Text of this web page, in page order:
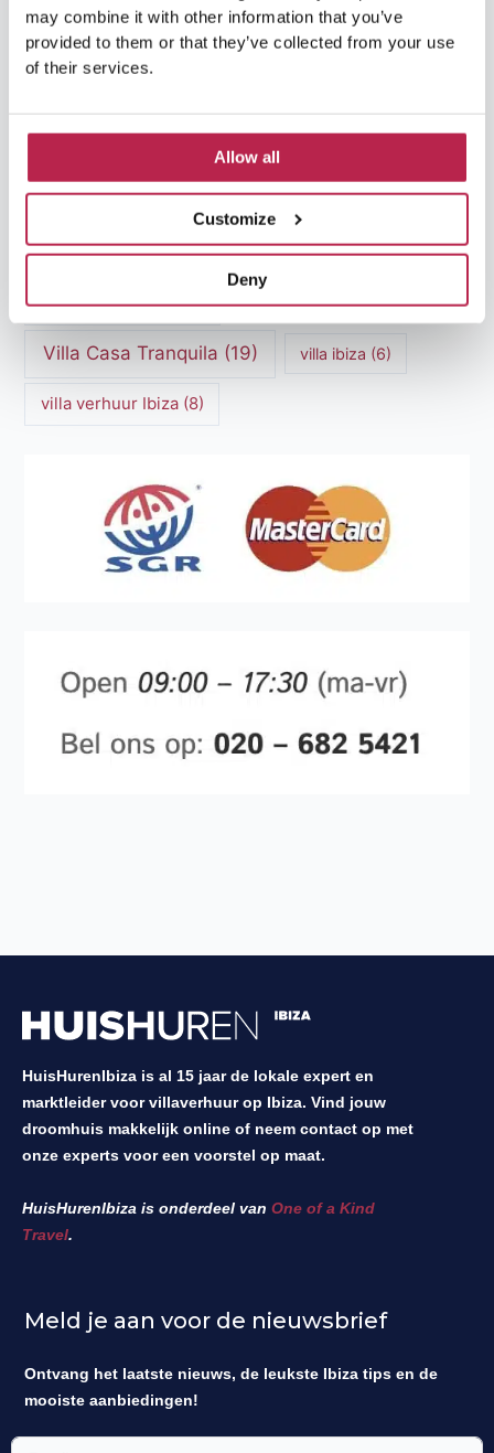
may combine it with other information that you’ve
provided to them or that they’ve collected from your use
of their services.
Allow all
Customize
Deny
Luxe villa's Ibiza(43) luxe villas(13)
Luxe Villa Verhuur
Luxe Villa Verhuur Ibiza(8) Middellandse Zee(5)
Natuurlijke schoonheid Ibiza(6)
Sa Pedrera(5)
Sa Pedrera de Cala d'Hort(5)
Torre des Savinar(8)
Villa Casa Tranquila (19) villa ibiza (6)
villa verhuur Ibiza(8)
HuisHurenIbiza is al 15 jaar de lokale expert en
marktleider voor villaverhuur op Ibiza. Vind jouw
droomhuis makkelijk online of neem contact op met
onze experts voor een voorstel op maat.
HuisHurenIbiza is onderdeel van One of a Kind
Travel.
Meld je aan voor de nieuwsbrief
Ontvang het laatste nieuws, de leukste Ibiza tips en de
mooiste aanbiedingen!